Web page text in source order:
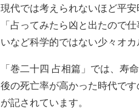
現代では考えられないほど平
「占ってみたら凶と出たので
いなど科学的ではない少々オ
「巻二十四 占相篇」では、寿
後の死亡率が高かった時代で
が記されています。